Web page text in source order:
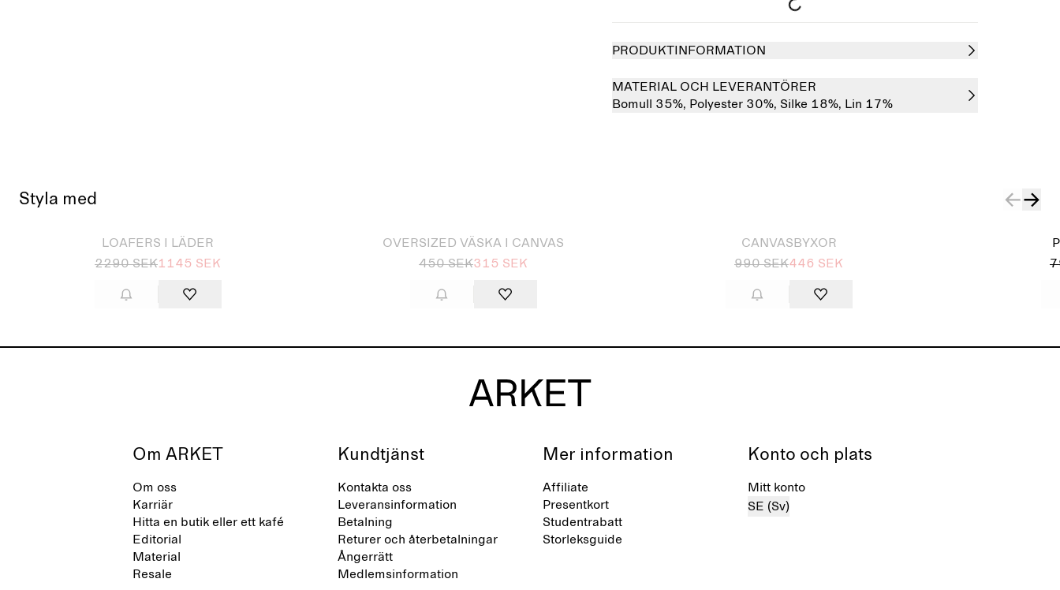
PRODUKTINFORMATION
MATERIAL OCH LEVERANTÖRER
Bomull 35%, Polyester 30%, Silke 18%, Lin 17%
Styla med
Slutsåld
LOAFERS I LÄDER
2290 SEK1145 SEK
OVERSIZED VÄSKA I CANVAS
450 SEK315 SEK
CANVASBYXOR
990 SEK446 SEK
Om ARKET
Om oss
Karriär
Hitta en butik eller ett kafé
Editorial
Material
Resale
Kundtjänst
Kontakta oss
Leveransinformation
Betalning
Returer och återbetalningar
Ångerrätt
Medlemsinformation
Mer information
Affiliate
Presentkort
Studentrabatt
Storleksguide
Konto och plats
Mitt konto
SE (Sv)